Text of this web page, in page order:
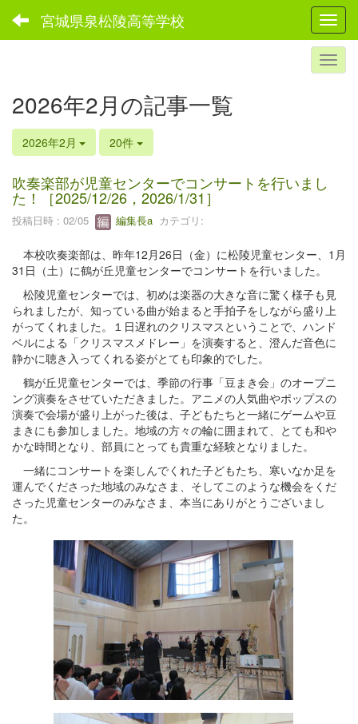
宮城県泉松陵高等学校
2026年2月の記事一覧
2026年2月 20件
吹奏楽部が児童センターでコンサートを行いまし
た！［2025/12/26，2026/1/31］
投稿日時 : 02/05 編集長a カテゴリ:
本校吹奏楽部は、昨年12月26日（金）に松陵児童センター、1月
31日（土）に鶴が丘児童センターでコンサートを行いました。
松陵児童センターでは、初めは楽器の大きな音に驚く様子も見
られましたが、知っている曲が始まると手拍子をしながら盛り上
がってくれました。１日遅れのクリスマスということで、ハンド
ベルによる「クリスマスメドレー」を演奏すると、澄んだ音色に
静かに聴き入ってくれる姿がとても印象的でした。
鶴が丘児童センターでは、季節の行事「豆まき会」のオープニ
ング演奏をさせていただきました。アニメの人気曲やポップスの
演奏で会場が盛り上がった後は、子どもたちと一緒にゲームや豆
まきにも参加しました。地域の方々の輪に囲まれて、とても和や
かな時間となり、部員にとっても貴重な経験となりました。
一緒にコンサートを楽しんでくれた子どもたち、寒いなか足を
運んでくださった地域のみなさま、そしてこのような機会をくだ
さった児童センターのみなさま、本当にありがとうございまし
た。